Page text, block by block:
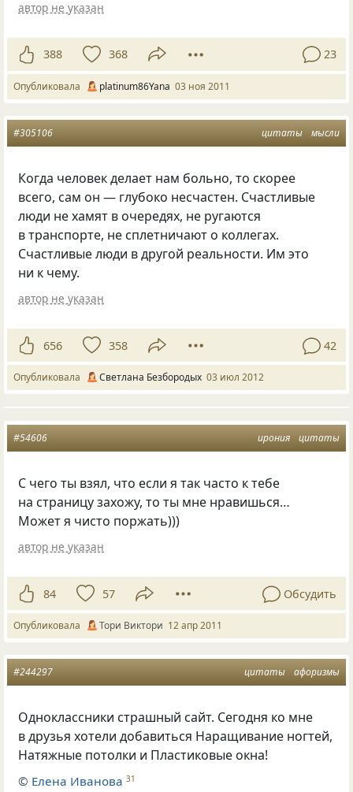
автор не указан
388 368 23
Опубликовала platinum86Yana 03 ноя 2011
цитаты мысли
#305106
Когда человек делает нам больно, то скорее
всего, сам он — глубоко несчастен. Счастливые
люди не хамят в очередях, не ругаются
в транспорте, не сплетничают о коллегах.
Счастливые люди в другой реальности. Им это
ни к чему.
автор не указан
656 358 42
Опубликовала Светлана Безбородых 03 июл 2012
ирония цитаты
#54606
С чего ты взял, что если я так часто к тебе
на страницу захожу, то ты мне нравишься…
Может я чисто поржать)))
автор не указан
84 57 Обсудить
Опубликовала Тори Виктори 12 апр 2011
цитаты афоризмы
#244297
Одноклассники страшный сайт. Сегодня ко мне
в друзья хотели добавиться Наращивание ногтей,
Натяжные потолки и Пластиковые окна!
© Елена Иванова 31